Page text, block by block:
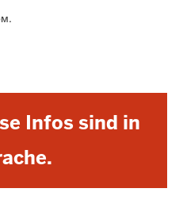
Infos sind in